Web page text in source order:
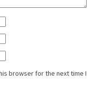
browser for the next time I